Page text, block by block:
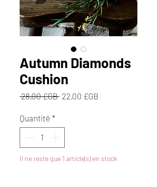
Autumn Diamonds
Cushion
28,00 £GB Prix
22,00 £GB
Quantité *
Il ne reste que 1 article(s) en stock